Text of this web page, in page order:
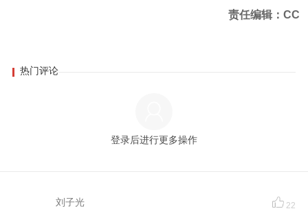
责任编辑：CC
热门评论
登录后进行更多操作
刘子光 22